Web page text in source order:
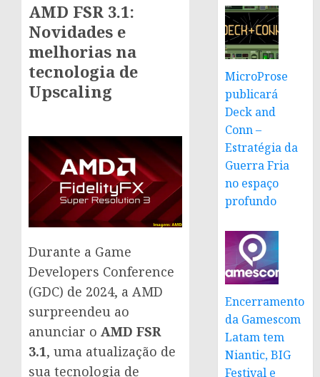
AMD FSR 3.1:
Novidades e
melhorias na
tecnologia de
Upscaling
Durante a Game
Developers Conference
(GDC) de 2024, a AMD
surpreendeu ao
anunciar o AMD FSR
3.1, uma atualização de
sua tecnologia de
MicroProse
publicará
Deck and
Conn –
Estratégia da
Guerra Fria
no espaço
profundo
Encerramento
da Gamescom
Latam tem
Niantic, BIG
Festival e